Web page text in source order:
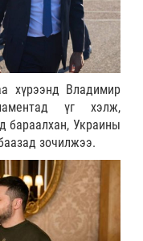
хүрээнд Владимир
үг хэлж,
бараалхан, Украины
зочилжээ.